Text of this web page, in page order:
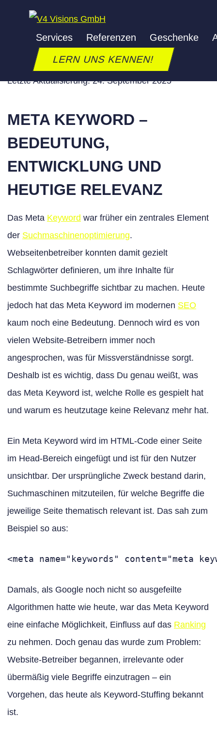
Services Referenzen Geschenke
LERN UNS KENNEN!
META KEYWORD
Letzte Aktualisierung: 24. September 2025
META KEYWORD –
BEDEUTUNG,
ENTWICKLUNG UND
HEUTIGE RELEVANZ
Das Meta Keyword war früher ein zentrales Element
der Suchmaschinenoptimierung.
Webseitenbetreiber konnten damit gezielt
Schlagwörter definieren, um ihre Inhalte für
bestimmte Suchbegriffe sichtbar zu machen. Heute
jedoch hat das Meta Keyword im modernen SEO
kaum noch eine Bedeutung. Dennoch wird es von
vielen Website-Betreibern immer noch
angesprochen, was für Missverständnisse sorgt.
Deshalb ist es wichtig, dass Du genau weißt, was
das Meta Keyword ist, welche Rolle es gespielt hat
und warum es heutzutage keine Relevanz mehr hat.
Ein Meta Keyword wird im HTML-Code einer Seite
im Head-Bereich eingefügt und ist für den Nutzer
unsichtbar. Der ursprüngliche Zweck bestand darin,
Suchmaschinen mitzuteilen, für welche Begriffe die
jeweilige Seite thematisch relevant ist. Das sah zum
Beispiel so aus:
Damals, als Google noch nicht so ausgefeilte
Algorithmen hatte wie heute, war das Meta Keyword
eine einfache Möglichkeit, Einfluss auf das Ranking
zu nehmen. Doch genau das wurde zum Problem:
Website-Betreiber begannen, irrelevante oder
übermäßig viele Begriffe einzutragen – ein
Vorgehen, das heute als Keyword-Stuffing bekannt
ist.